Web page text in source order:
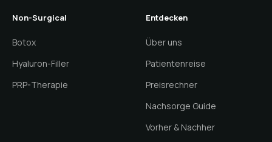
Non-Surgical
Botox
Hyaluron-Filler
PRP-Therapie
Entdecken
Über uns
Patientenreise
Preisrechner
Nachsorge Guide
Vorher & Nachher